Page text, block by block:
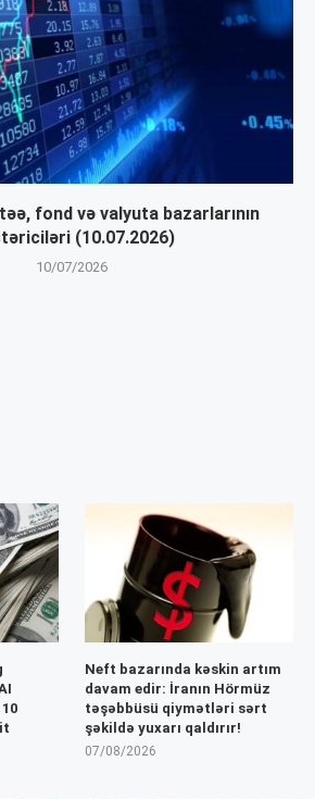
fond və valyuta bazarlarının
(10.07.2026)
10/07/2026
Neft bazarında kəskin artım
davam edir: İranın Hörmüz
təşəbbüsü qiymətləri sərt
şəkildə yuxarı qaldırır!
07/08/2026